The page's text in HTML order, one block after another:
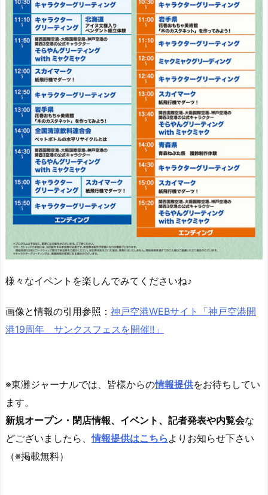
様々なイベントを楽しんでみてくださいね♪
画像と情報の引用参照： 神戸空港WEBサイト「神戸空港開
港19周年 サンクスフェスを開催!!」
※東灘ジャーナルでは、皆様からの情報提供をお待ちしてい
ます。
新規オープン・閉店情報、イベント、記者発表や内覧会な
どございましたら、情報提供はこちら よりお知らせ下さい
（※掲載無料）